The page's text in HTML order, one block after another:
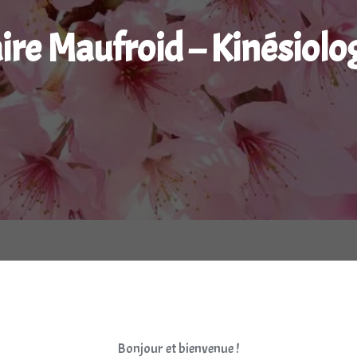
Maufroid –
Bonjour et bienvenue !